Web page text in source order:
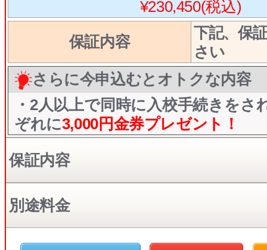
¥230,450(税込)
保証内容
下記、保
さい
さらに今申込むとオトクな内容
・2人以上で同時に入校手続きをさ
ぞれに3,000円金券プレゼント！
保証内容
別途料金